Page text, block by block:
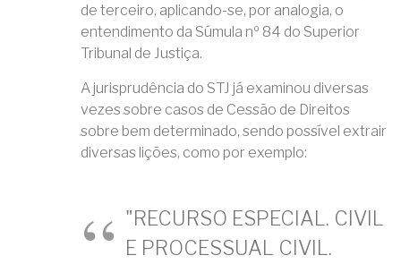
de terceiro, aplicando-se, por analogia, o
entendimento da Súmula nº 84 do Superior
Tribunal de Justiça.
A jurisprudência do STJ já examinou diversas
vezes sobre casos de Cessão de Direitos
sobre bem determinado, sendo possível extrair
diversas lições, como por exemplo:
"RECURSO ESPECIAL. CIVIL
E PROCESSUAL CIVIL.